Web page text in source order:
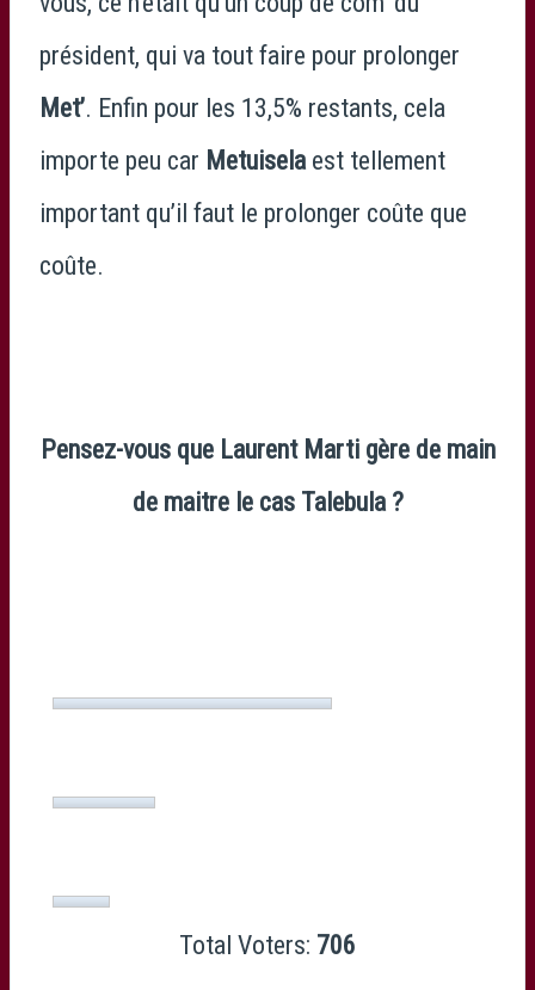
président, qui va tout faire pour prolonger
Met’. Enfin pour les 13,5% restants, cela
importe peu car Metuisela est tellement
important qu’il faut le prolonger coûte que
coûte.
Pensez-vous que Laurent Marti gère de main
de maitre le cas Talebula ?
Total Voters: 706